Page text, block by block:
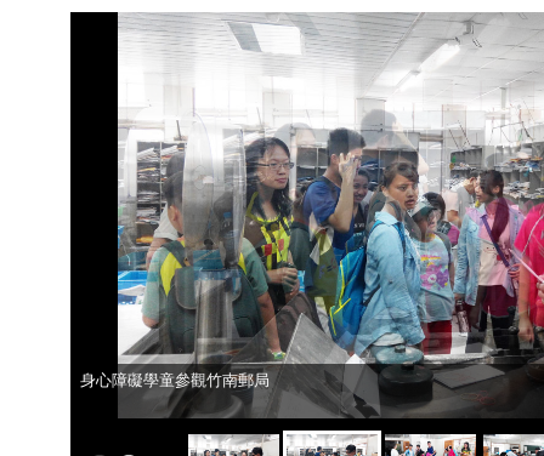
身心障礙學童參觀竹南郵局
身心障礙學童參觀竹南郵局